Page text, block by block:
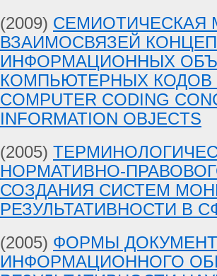
(2009) СЕМИОТИЧЕСКАЯ
ВЗАИМОСВЯЗЕЙ
ИНФОРМАЦИОННЫХ
КОМПЬЮТЕРНЫХ КОДОВ /
COMPUTER CODING
INFORMATION OBJECTS
(2005)
НОРМАТИВНО-
СОЗДАНИЯ СИСТЕМ
РЕЗУЛЬТАТИВНОСТИ В
(2005) ФОРМЫ
ИНФОРМАЦИОННОГО